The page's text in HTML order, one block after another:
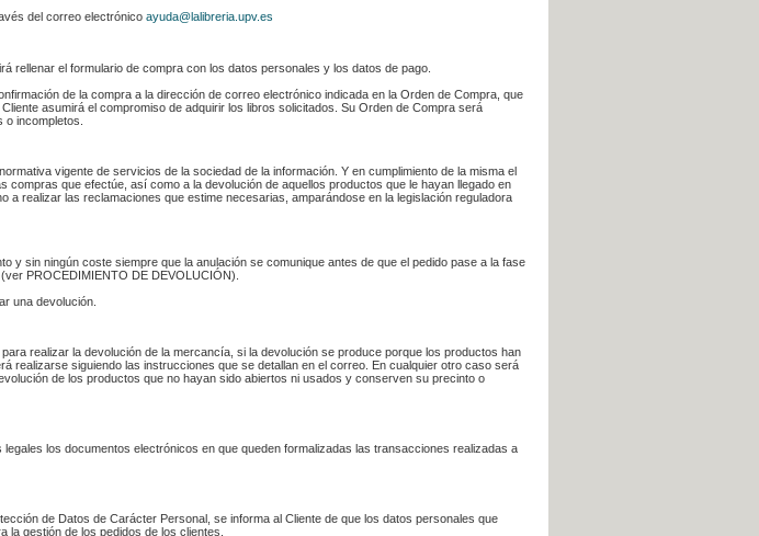
del correo electrónico ayuda@lalibreria.upv.es
rellenar el formulario de compra con los datos personales y los datos de pago.
de la compra a la dirección de correo electrónico indicada en la Orden de Compra, que
asumirá el compromiso de adquirir los libros solicitados. Su Orden de Compra será
incompletos.
vigente de servicios de la sociedad de la información. Y en cumplimiento de la misma el
que efectúe, así como a la devolución de aquellos productos que le hayan llegado en
realizar las reclamaciones que estime necesarias, amparándose en la legislación reguladora
y sin ningún coste siempre que la anulación se comunique antes de que el pedido pase a la fase
PROCEDIMIENTO DE DEVOLUCIÓN).
una devolución.
realizar la devolución de la mercancía, si la devolución se produce porque los productos han
realizarse siguiendo las instrucciones que se detallan en el correo. En cualquier otro caso será
de los productos que no hayan sido abiertos ni usados y conserven su precinto o
los documentos electrónicos en que queden formalizadas las transacciones realizadas a
de Datos de Carácter Personal, se informa al Cliente de que los datos personales que
la gestión de los pedidos de los clientes.